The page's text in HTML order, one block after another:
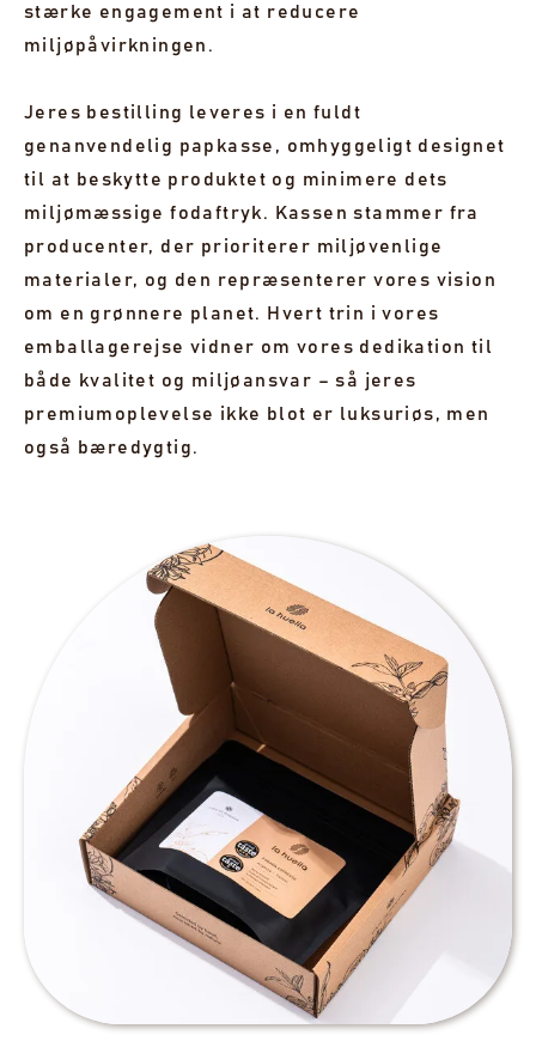
stærke engagement i at reducere
miljøpåvirkningen.
Jeres bestilling leveres i en fuldt
genanvendelig papkasse, omhyggeligt designet
til at beskytte produktet og minimere dets
miljømæssige fodaftryk. Kassen stammer fra
producenter, der prioriterer miljøvenlige
materialer, og den repræsenterer vores vision
om en grønnere planet. Hvert trin i vores
emballagerejse vidner om vores dedikation til
både kvalitet og miljøansvar – så jeres
premiumoplevelse ikke blot er luksuriøs, men
også bæredygtig.